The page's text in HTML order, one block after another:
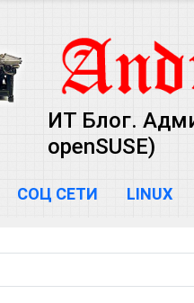
ИТ Блог.
openSUSE)
СОЦ СЕТИ LINUX